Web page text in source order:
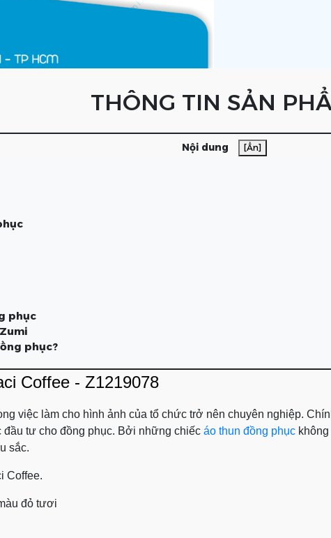
THÔNG TIN SẢN
Nội dung [Ẩn]
phục
phục?
Coffee - Z1219078
việc làm cho hình ảnh của tổ chức trở nên chuyên nghiệp.
đầu tư cho đồng phục. Bởi những chiếc áo thun đồng phục
sắc.
Coffee.
đỏ tươi